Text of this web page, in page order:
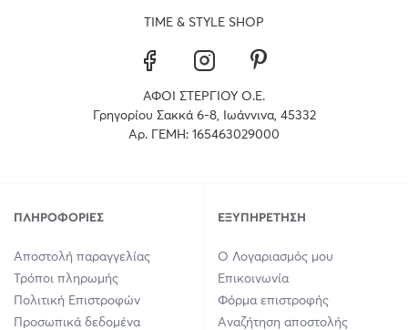
TIME & STYLE SHOP
ΑΦΟΙ ΣΤΕΡΓΙΟΥ Ο.Ε.
Γρηγορίου Σακκά 6-8, Ιωάννινα, 45332
Αρ. ΓΕΜΗ: 165463029000
ΠΛΗΡΟΦΟΡΊΕΣ
Αποστολή παραγγελίας
Τρόποι πληρωμής
Πολιτική Επιστροφών
Προσωπικά δεδομένα
ΕΞΥΠΗΡΈΤΗΣΗ
Ο Λογαριασμός μου
Επικοινωνία
Φόρμα επιστροφής
Αναζήτηση αποστολής